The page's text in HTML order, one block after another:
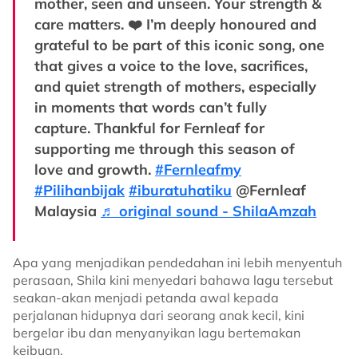
care matters. ❤️ I’m deeply honoured and
grateful to be part of this iconic song, one
that gives a voice to the love, sacrifices,
and quiet strength of mothers, especially
in moments that words can’t fully
capture. Thankful for Fernleaf for
supporting me through this season of
love and growth. #Fernleafmy
#Pilihanbijak #iburatuhatiku @Fernleaf
Malaysia ♬ original sound - ShilaAmzah
Apa yang menjadikan pendedahan ini lebih menyentuh
perasaan, Shila kini menyedari bahawa lagu tersebut
seakan-akan menjadi petanda awal kepada
perjalanan hidupnya dari seorang anak kecil, kini
bergelar ibu dan menyanyikan lagu bertemakan
keibuan.